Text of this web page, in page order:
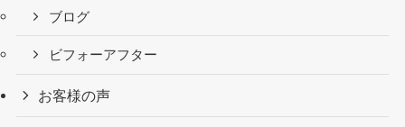
ブログ
ビフォーアフター
お客様の声